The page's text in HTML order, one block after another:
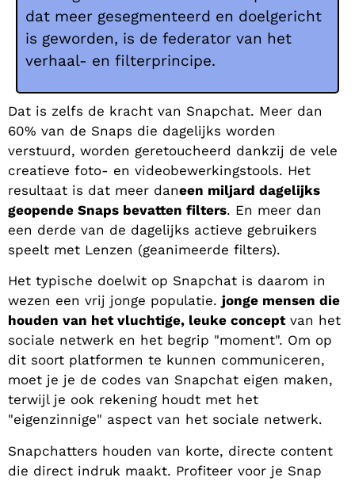
dat meer gesegmenteerd en doelgericht
is geworden, is de federator van het
verhaal- en filterprincipe.
Dat is zelfs de kracht van Snapchat. Meer dan
60% van de Snaps die dagelijks worden
verstuurd, worden geretoucheerd dankzij de vele
creatieve foto- en videobewerkingstools. Het
resultaat is dat meer daneen miljard dagelijks
geopende Snaps bevatten filters. En meer dan
een derde van de dagelijks actieve gebruikers
speelt met Lenzen (geanimeerde filters).
Het typische doelwit op Snapchat is daarom in
wezen een vrij jonge populatie. jonge mensen die
houden van het vluchtige, leuke conceptvan het
sociale netwerk en het begrip "moment". Om op
dit soort platformen te kunnen communiceren,
moet je je de codes van Snapchat eigen maken,
terwijl je ook rekening houdt met het
"eigenzinnige" aspect van het sociale netwerk.
Snapchatters houden van korte, directe content
die direct indruk maakt. Profiteer voor je Snap